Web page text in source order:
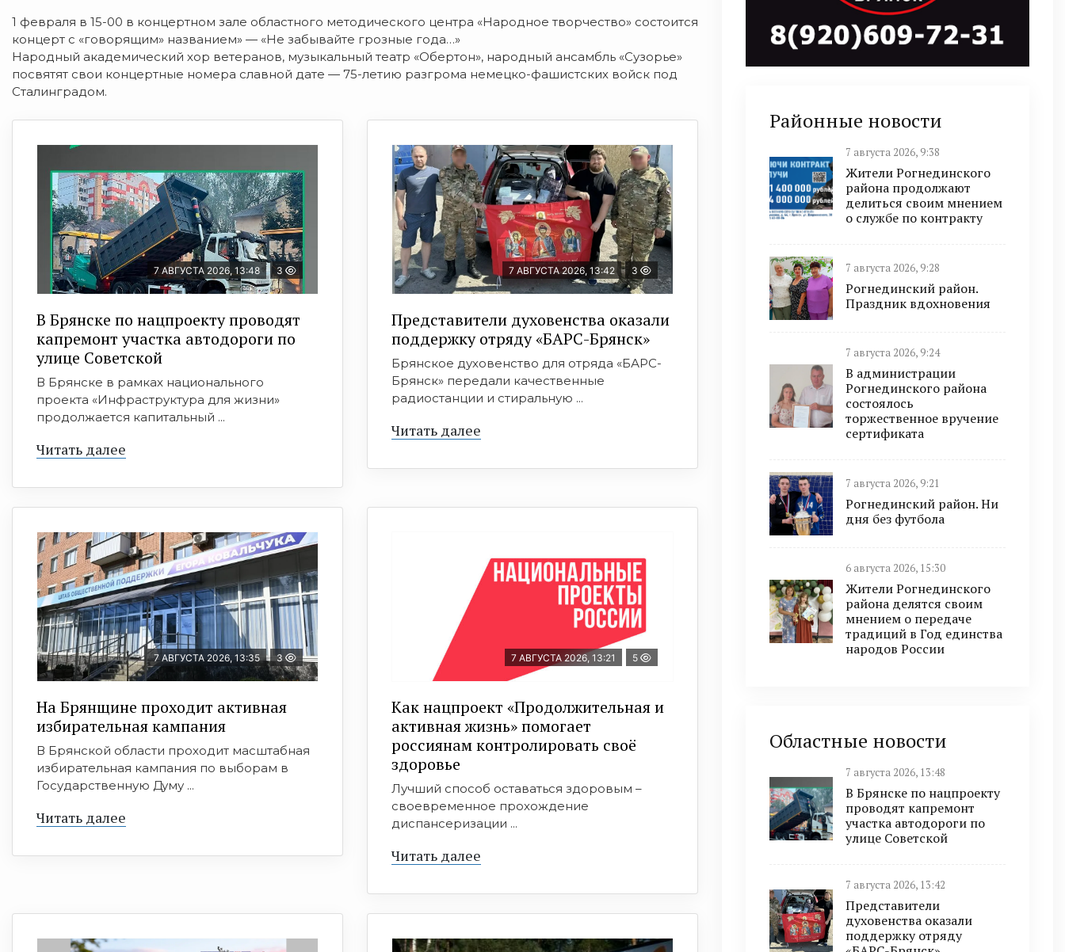
1 февраля в 15-00 в концертном зале областного методического центра «Народное творчество» состоится
концерт с «говорящим» названием» — «Не забывайте грозные года…»
Народный академический хор ветеранов, музыкальный театр «Обертон», народный ансамбль «Сузорье»
посвятят свои концертные номера славной дате — 75-летию разгрома немецко-фашистских войск под
Сталинградом.
7 АВГУСТА 2026, 13:48 3
В Брянске по нацпроекту проводят
капремонт участка автодороги по
улице Советской
В Брянске в рамках национального
проекта «Инфраструктура для жизни»
продолжается капитальный ...
Читать далее
7 АВГУСТА 2026, 13:42 3
Представители духовенства оказали
поддержку отряду «БАРС-Брянск»
Брянское духовенство для отряда «БАРС-
Брянск» передали качественные
радиостанции и стиральную ...
Читать далее
7 АВГУСТА 2026, 13:35 3
На Брянщине проходит активная
избирательная кампания
В Брянской области проходит масштабная
избирательная кампания по выборам в
Государственную Думу ...
Читать далее
7 АВГУСТА 2026, 13:21 5
Как нацпроект «Продолжительная и
активная жизнь» помогает
россиянам контролировать своё
здоровье
Лучший способ оставаться здоровым –
своевременное прохождение
диспансеризации ...
Читать далее
Районные новости
7 августа 2026, 9:38
Жители Рогнединского
района продолжают
делиться своим мнением
о службе по контракту
7 августа 2026, 9:28
Рогнединский район.
Праздник вдохновения
7 августа 2026, 9:24
В администрации
Рогнединского района
состоялось
торжественное вручение
сертификата
7 августа 2026, 9:21
Рогнединский район. Ни
дня без футбола
6 августа 2026, 15:30
Жители Рогнединского
района делятся своим
мнением о передаче
традиций в Год единства
народов России
Областные новости
7 августа 2026, 13:48
В Брянске по нацпроекту
проводят капремонт
участка автодороги по
улице Советской
7 августа 2026, 13:42
Представители
духовенства оказали
поддержку отряду